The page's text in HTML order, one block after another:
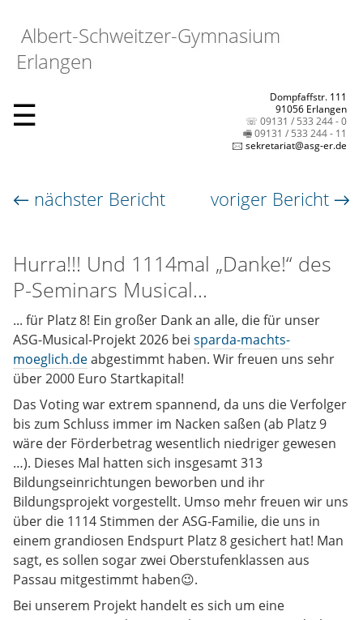
Albert-Schweitzer-Gymnasium
Erlangen
☰
Dompfaffstr. 111
91056 Erlangen
☏ 09131 / 533 244 - 0
🖷 09131 / 533 244 - 11
🖂 sekretariat@asg-er.de
← nächster Bericht voriger Bericht →
Hurra!!! Und 1114mal „Danke!“ des
P-Seminars Musical...
... für Platz 8! Ein großer Dank an alle, die für unser
ASG-Musical-Projekt 2026 bei sparda-machts-
moeglich.deabgestimmt haben. Wir freuen uns sehr
über 2000 Euro Startkapital!
Das Voting war extrem spannend, da uns die Verfolger
bis zum Schluss immer im Nacken saßen (ab Platz 9
wäre der Förderbetrag wesentlich niedriger gewesen
…). Dieses Mal hatten sich insgesamt 313
Bildungseinrichtungen beworben und ihr
Bildungsprojekt vorgestellt. Umso mehr freuen wir uns
über die 1114 Stimmen der ASG-Familie, die uns in
einem grandiosen Endspurt Platz 8 gesichert hat! Man
sagt, es sollen sogar zwei Oberstufenklassen aus
Passau mitgestimmt haben😉.
Bei unserem Projekt handelt es sich um eine